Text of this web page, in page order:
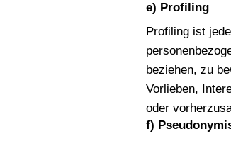
e) Profiling
Profiling ist
beziehen, zu
Vorlieben,
oder
f)